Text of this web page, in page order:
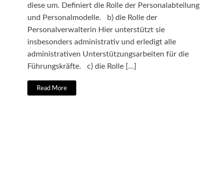
diese um. Definiert die Rolle der Personalabteilung
und Personalmodelle. b) die Rolle der
Personalverwalterin Hier unterstützt sie
insbesonders administrativ und erledigt alle
administrativen Unterstützungsarbeiten für die
Führungskräfte. c) die Rolle […]
Read More